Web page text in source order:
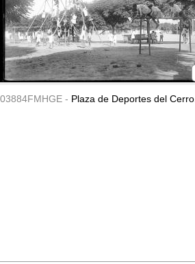
03884FMHGE - Plaza de Deportes del Cerro.